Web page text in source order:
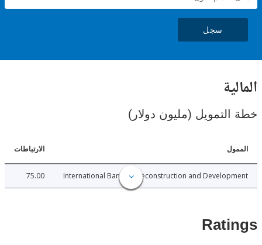
(مليون دولار)
الارتباطات
International Bank for Reconstruction and
75.00